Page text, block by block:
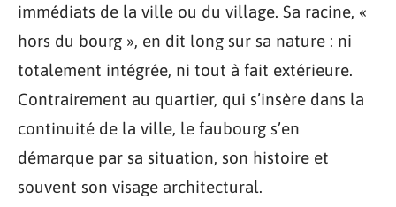
immédiats de la ville ou du village. Sa racine, «
hors du bourg », en dit long sur sa nature : ni
totalement intégrée, ni tout à fait extérieure.
Contrairement au quartier, qui s’insère dans la
continuité de la ville, le faubourg s’en
démarque par sa situation, son histoire et
souvent son visage architectural.